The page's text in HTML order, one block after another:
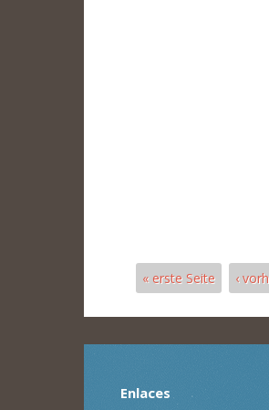
« erste Seite ‹
Enlaces